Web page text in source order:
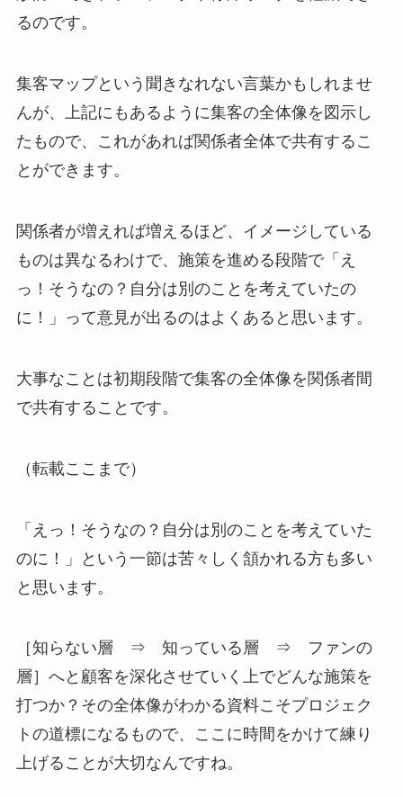
るのです。
集客マップという聞きなれない言葉かもしれませ
んが、上記にもあるように集客の全体像を図示し
たもので、これがあれば関係者全体で共有するこ
とができます。
関係者が増えれば増えるほど、イメージしている
ものは異なるわけで、施策を進める段階で「え
っ！そうなの？自分は別のことを考えていたの
に！」って意見が出るのはよくあると思います。
大事なことは初期段階で集客の全体像を関係者間
で共有することです。
（転載ここまで）
「えっ！そうなの？自分は別のことを考えていた
のに！」という一節は苦々しく頷かれる方も多い
と思います。
［知らない層 ⇒ 知っている層 ⇒ ファンの
層］へと顧客を深化させていく上でどんな施策を
打つか？その全体像がわかる資料こそプロジェク
トの道標になるもので、ここに時間をかけて練り
上げることが大切なんですね。